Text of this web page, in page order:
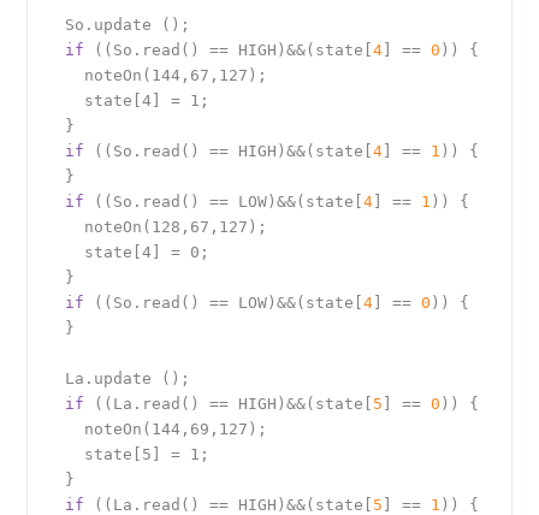
  So.update ();
if ((So.read() == HIGH)&&(state[ 4] == 0 )) {
    noteOn(144,67,127);
    state[4] = 1;
  }
if ((So.read() == HIGH)&&(state[ 4] == 1 )) {
  }
if ((So.read() == LOW)&&(state[ 4] == 1 )) {
    noteOn(128,67,127);
    state[4] = 0;
  }
if ((So.read() == LOW)&&(state[ 4] == 0 )) {
  }
  La.update ();
if ((La.read() == HIGH)&&(state[ 5 ] == 0 )) {
    noteOn(144,69,127);
    state[5] = 1;
  }
if ((La.read() == HIGH)&&(state[ 5 ] == 1 )) {